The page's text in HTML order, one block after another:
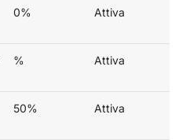
0% Attiva
% Attiva
50% Attiva